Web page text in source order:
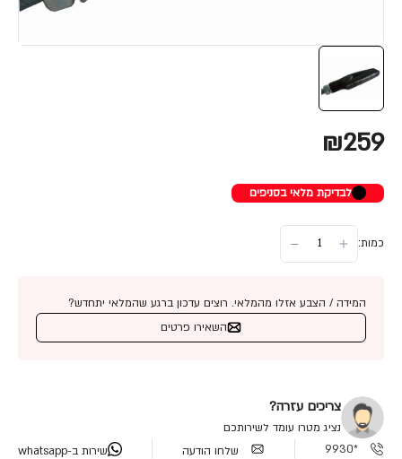
₪259
לבדיקת מלאי בסניפים
כמות:
המידה / הצבע אזלו מהמלאי. רוצים עדכון ברגע שהמלאי יתחדש?
השאירו פרטים
צריכים עזרה?
נציג מטרו עומד לשירותכם
*9930
שלחו הודעה שירות ב-whatsapp